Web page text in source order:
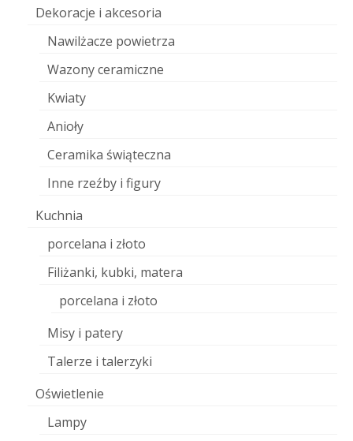
Dekoracje i akcesoria
Nawilżacze powietrza
Wazony ceramiczne
Kwiaty
Anioły
Ceramika świąteczna
Inne rzeźby i figury
Kuchnia
porcelana i złoto
Filiżanki, kubki, matera
porcelana i złoto
Misy i patery
Talerze i talerzyki
Oświetlenie
Lampy